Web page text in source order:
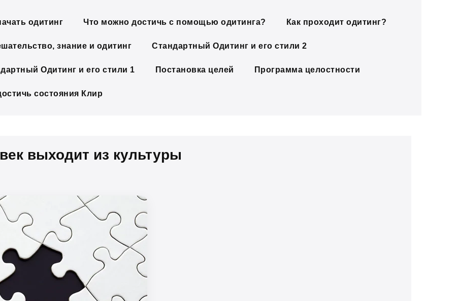
одитинг Что можно достичь с помощью одитинга? Как проходит одитинг?
знание и одитинг Стандартный Одитинг и его стили 2
Одитинг и его стили 1 Постановка целей Программа целостности
состояния Клир
выходит из культуры